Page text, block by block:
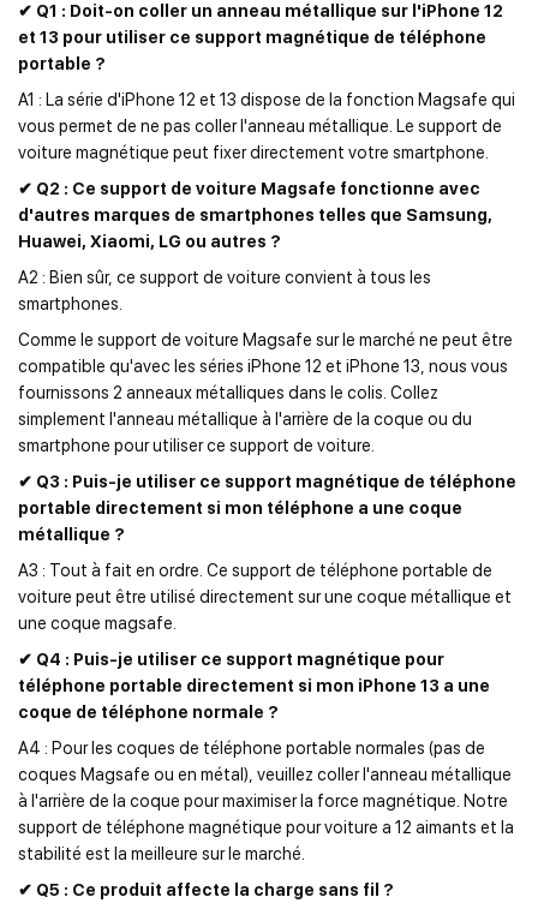
✔ Q1 : Doit-on coller un anneau métallique sur l'iPhone 12
et 13 pour utiliser ce support magnétique de téléphone
portable ?
A1 : La série d'iPhone 12 et 13 dispose de la fonction Magsafe qui
vous permet de ne pas coller l'anneau métallique. Le support de
voiture magnétique peut fixer directement votre smartphone.
✔ Q2 : Ce support de voiture Magsafe fonctionne avec
d'autres marques de smartphones telles que Samsung,
Huawei, Xiaomi, LG ou autres ?
A2 : Bien sûr, ce support de voiture convient à tous les
smartphones.
Comme le support de voiture Magsafe sur le marché ne peut être
compatible qu'avec les séries iPhone 12 et iPhone 13, nous vous
fournissons 2 anneaux métalliques dans le colis. Collez
simplement l'anneau métallique à l'arrière de la coque ou du
smartphone pour utiliser ce support de voiture.
✔ Q3 : Puis-je utiliser ce support magnétique de téléphone
portable directement si mon téléphone a une coque
métallique ?
A3 : Tout à fait en ordre. Ce support de téléphone portable de
voiture peut être utilisé directement sur une coque métallique et
une coque magsafe.
✔ Q4 : Puis-je utiliser ce support magnétique pour
téléphone portable directement si mon iPhone 13 a une
coque de téléphone normale ?
A4 : Pour les coques de téléphone portable normales (pas de
coques Magsafe ou en métal), veuillez coller l'anneau métallique
à l'arrière de la coque pour maximiser la force magnétique. Notre
support de téléphone magnétique pour voiture a 12 aimants et la
stabilité est la meilleure sur le marché.
✔ Q5 : Ce produit affecte la charge sans fil ?